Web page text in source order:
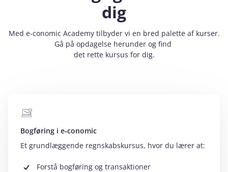
dig
Med e‑conomic Academy tilbyder vi en bred palette af kurser.
Gå på opdagelse herunder og find
det rette kursus for dig.
Bogføring i e‑conomic
Et grundlæggende regnskabskursus, hvor du lærer at:
Forstå bogføring og transaktioner